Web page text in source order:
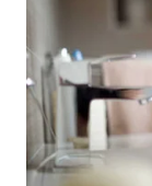
TIMUR
WN
SEMARANG